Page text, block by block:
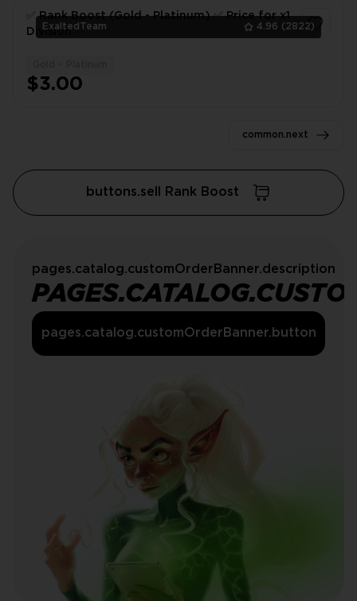
ExaltedTeam 4.96 (2822)
✅ Rank Boost (Gold - Platinum) ✅ Price for x1
Division ✅
$3.00
common.next
buttons.sell Rank Boost
pages.catalog.customOrderBanner.description
pages.catalog.customOrderBanner.button